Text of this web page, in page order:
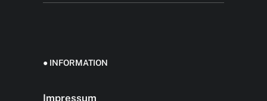
● INFORMATION
Impressum